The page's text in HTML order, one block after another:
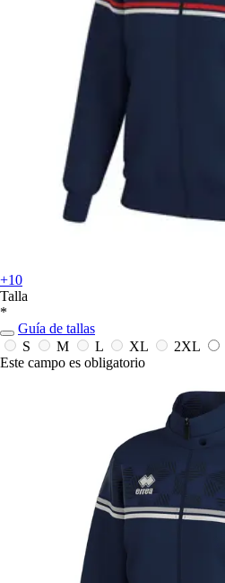
+10
Talla
*
Guía de tallas
S
M L XL 2XL
Este campo es obligatorio